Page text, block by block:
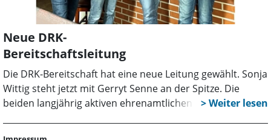
Neue DRK-
Bereitschaftsleitung
Die DRK-Bereitschaft hat eine neue Leitung gewählt. Sonja
Wittig steht jetzt mit Gerryt Senne an der Spitze. Die
beiden langjährig aktiven ehrenamtlichen Mitglieder